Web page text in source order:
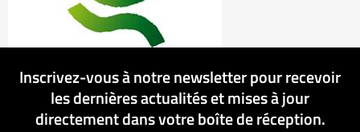
Inscrivez-vous à notre newsletter pour recevoir
les dernières actualités et mises à jour
directement dans votre boîte de réception.